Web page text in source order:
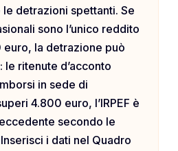
le detrazioni spettanti. Se
sono l’unico reddito
euro, la detrazione può
le ritenute d’acconto
in sede di
4.800 euro, l’IRPEF è
secondo le
i dati nel Quadro